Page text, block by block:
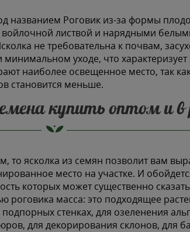
названием Роговик из-за формы
листвой и нарядными
не требовательна к почвам,
уходе, что характеризует
наиболее освещенное место, так
становится меньше.
купить оптом и в
ясколка из семян позволит вам
место на участке. И
которых может существенно
масса: это подходящее
стенках, для озеленения
для декорирования склонов, для